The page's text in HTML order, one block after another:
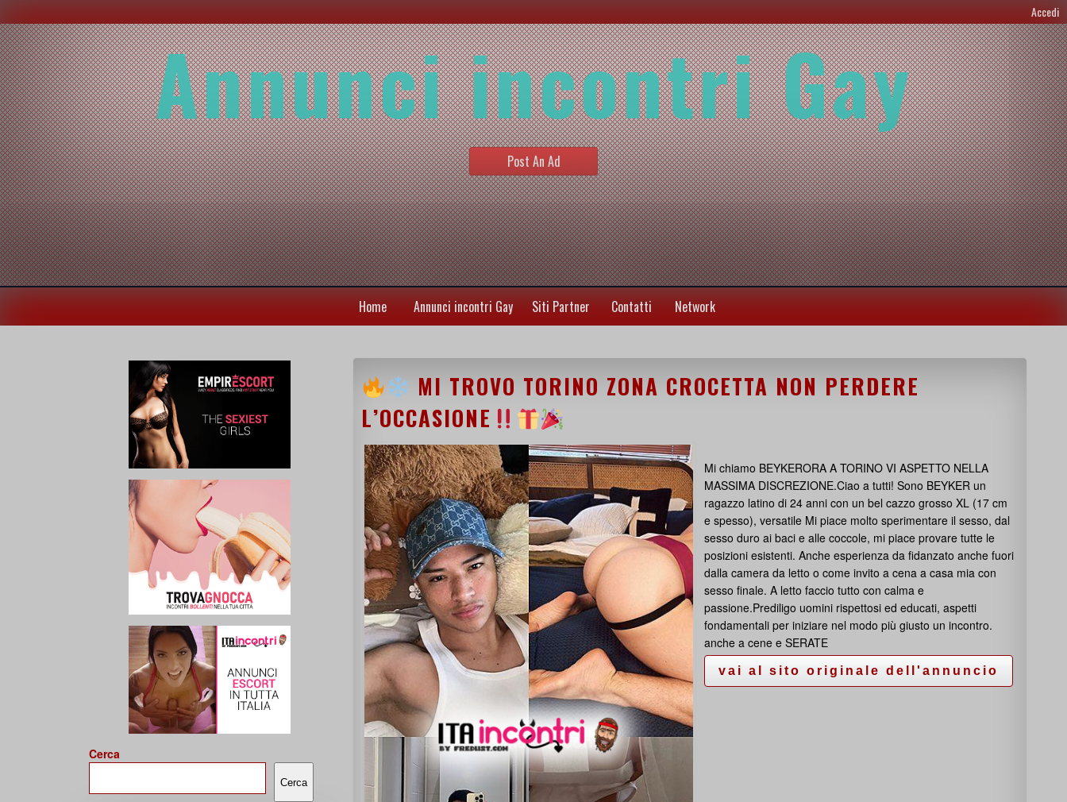
Accedi
Annunci incontri Gay
Post An Ad
Home Annunci incontri Gay Siti Partner Contatti Network
MI TROVO TORINO ZONA CROCETTA NON PERDERE
L’OCCASIONE
Mi chiamo BEYKERORA A TORINO VI ASPETTO NELLA
MASSIMA DISCREZIONE.Ciao a tutti! Sono BEYKER un
ragazzo latino di 24 anni con un bel cazzo grosso XL (17 cm
e spesso), versatile Mi piace molto sperimentare il sesso, dal
sesso duro ai baci e alle coccole, mi piace provare tutte le
posizioni esistenti. Anche esperienza da fidanzato anche fuori
dalla camera da letto o come invito a cena a casa mia con
sesso finale. A letto faccio tutto con calma e
passione.Prediligo uomini rispettosi ed educati, aspetti
fondamentali per iniziare nel modo più giusto un incontro.
anche a cene e SERATE
Cerca
Cerca